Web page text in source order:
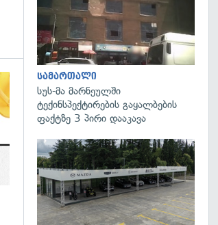
გადახედვა
სამართალი
სუს-მა მარნეულში
ტექინსპექტირების გაყალბების
ფაქტზე 3 პირი დააკავა